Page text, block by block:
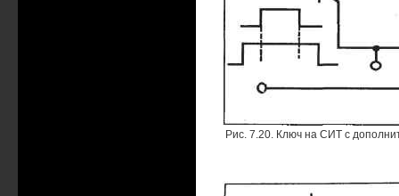
Рис. 7.20. Ключ на СИТ с